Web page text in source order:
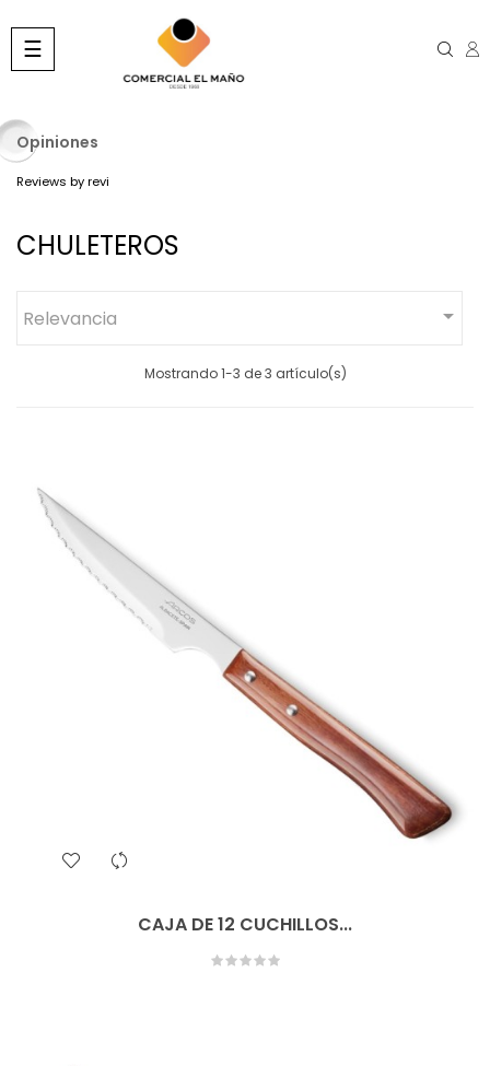
Navegación
de
☰
Opiniones
Reviews byrevi
CHULETEROS
Relevancia 
Mostrando 1-3 de 3 artículo(s)
CAJA DE 12 CUCHILLOS...